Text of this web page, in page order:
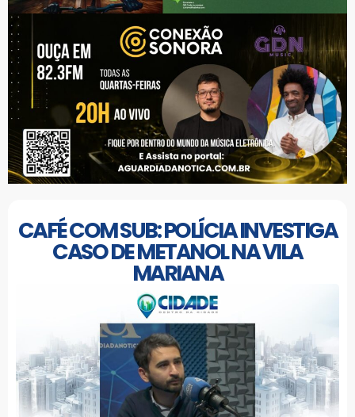
CAFÉ COM SUB: POLÍCIA INVESTIGA
CASO DE METANOL NA VILA
MARIANA